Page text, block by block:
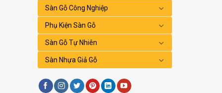
Sàn Gỗ Công Nghiệp
Phụ Kiện Sàn Gỗ
Sàn Gỗ Tự Nhiên
Sàn Nhựa Giả Gỗ